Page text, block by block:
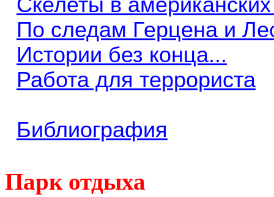
Скелеты в
По следам Герцена и
Истории без конца...
Работа для террориста
Библиография
Парк отдыха